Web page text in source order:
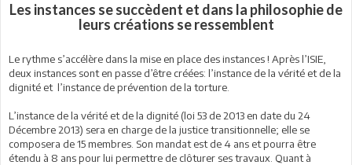
Les instances se succèdent et dans la philosophie de
leurs créations se ressemblent
Le rythme s’accélère dans la mise en place des instances ! Après l’ISIE,
deux instances sont en passe d’être créées: l’instance de la vérité et de la
dignité et l’instance de prévention de la torture.
L’instance de la vérité et de la dignité (loi 53 de 2013 en date du 24
Décembre 2013) sera en charge de la justice transitionnelle; elle se
composera de 15 membres. Son mandat est de 4 ans et pourra être
étendu à 8 ans pour lui permettre de clôturer ses travaux. Quant à